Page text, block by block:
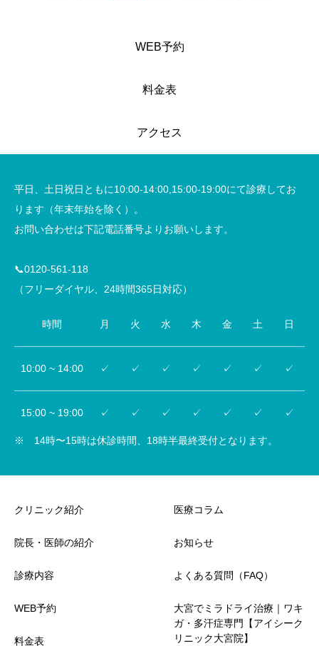
WEB予約
料金表
アクセス
平日、土日祝日ともに10:00-14:00,15:00-19:00にて診療してお
ります（年末年始を除く）。
お問い合わせは下記電話番号よりお願いします。
📞0120-561-118
（フリーダイヤル、24時間365日対応）
時間 月 火 水 木 金 土 日
10:00 ~ 14:00 ✓ ✓ ✓ ✓ ✓ ✓ ✓
15:00 ~ 19:00 ✓ ✓ ✓ ✓ ✓ ✓ ✓
※ 14時〜15時は休診時間、18時半最終受付となります。
クリニック紹介
院長・医師の紹介
診療内容
WEB予約
料金表
医療コラム
お知らせ
よくある質問（FAQ）
大宮でミラドライ治療｜ワキ
ガ・多汗症専門【アイシーク
リニック大宮院】